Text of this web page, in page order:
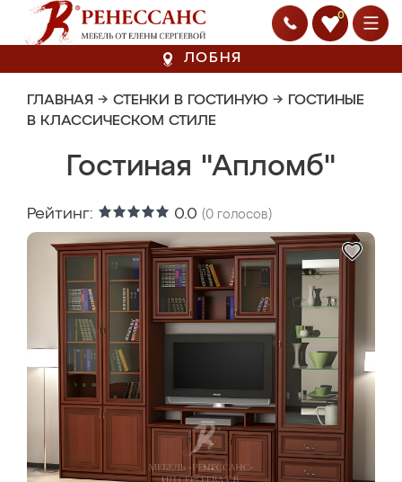
0
ЛОБНЯ
ГЛАВНАЯ → СТЕНКИ В ГОСТИНУЮ → ГОСТИНЫЕ
В КЛАССИЧЕСКОМ СТИЛЕ
Гостиная "Апломб"
Рейтинг: 0.0 (0 голосов)